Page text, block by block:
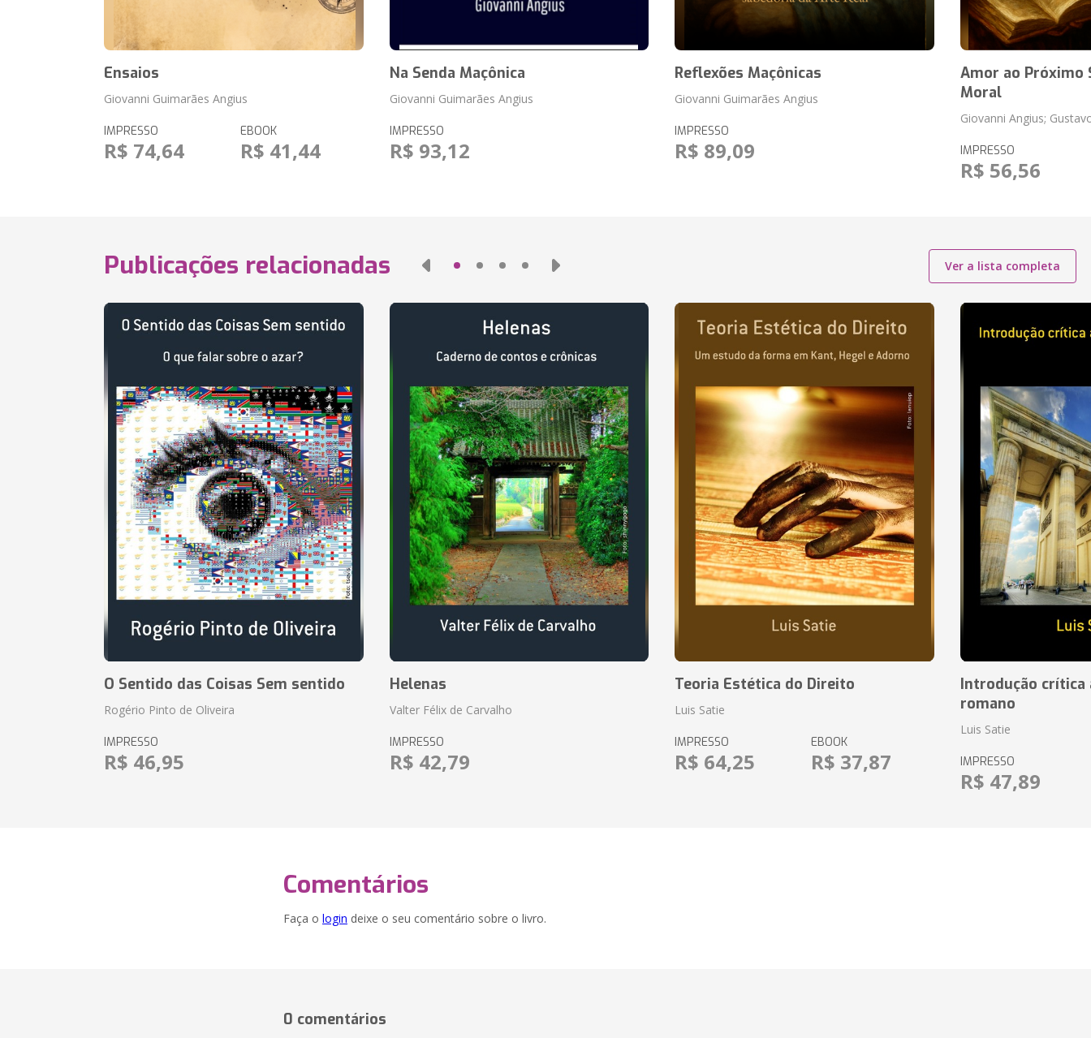
Ensaios
Giovanni Guimarães Angius
IMPRESSO
R$ 74,64
EBOOK
R$ 41,44
Na Senda Maçônica
Giovanni Guimarães Angius
IMPRESSO
R$ 93,12
Reflexões Maçônicas
Giovanni Guimarães Angius
IMPRESSO
R$ 89,09
Amor ao Próximo
Moral
Giovanni Angius;
IMPRESSO
R$ 56,56
Publicações relacionadas Ver a lista completa
O Sentido das Coisas Sem sentido
Rogério Pinto de Oliveira
IMPRESSO
R$ 46,95
Helenas
Valter Félix de Carvalho
IMPRESSO
R$ 42,79
Teoria Estética do Direito
Luis Satie
IMPRESSO
R$ 64,25
EBOOK
R$ 37,87
Introdução crítica
romano
Luis Satie
IMPRESSO
R$ 47,89
Comentários
Faça o login deixe o seu comentário sobre o livro.
0 comentários